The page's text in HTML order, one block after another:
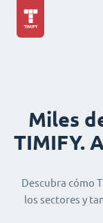
Miles
TIMIFY.
Descubra cómo
los sectores y